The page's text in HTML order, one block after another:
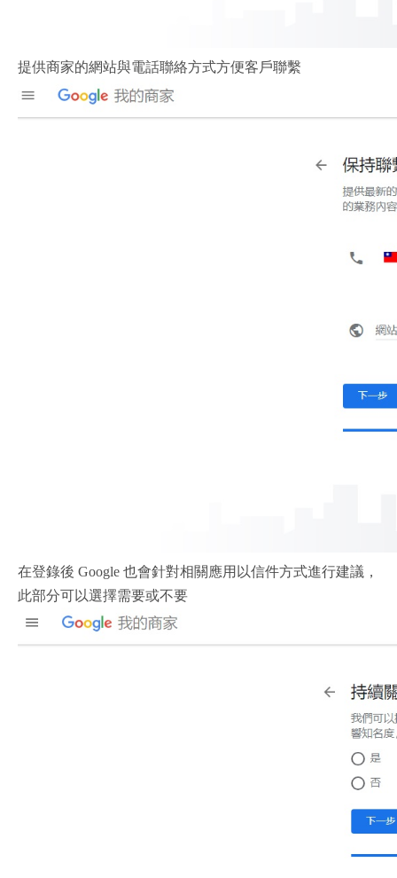
提供商家的網站與電話聯絡方式方便客戶聯繫
在登錄後 Google 也會針對相關應用以信件方式進行建議，
此部分可以選擇需要或不要